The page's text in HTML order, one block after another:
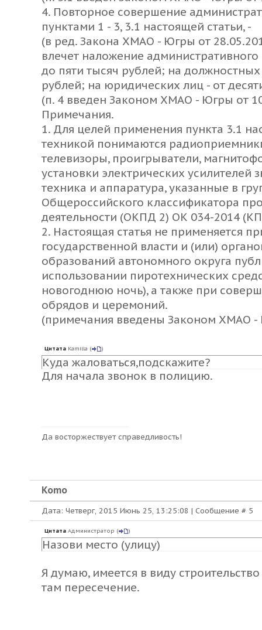
4. Повторное совершение
пунктами 1 - 3, 3.1 настоящей статьи, -
(в ред. Закона ХМАО - Югры от
влечет наложение
до пяти тысяч рублей; на
рублей; на юридических лиц - от
(п. 4 введен Законом ХМАО - Югры от
Примечания.
1. Для целей применения пункта 3.1
техникой понимаются
телевизоры, проигрыватели,
установки электрических усилителей
техника и аппаратура, указанные в
Общероссийского классификатора
деятельности (ОКПД 2) ОК 034-2014
2. Настоящая статья не применяется
государственной власти и (или)
образований автономного округа
использовании пиротехнических
новогоднюю ночь), а также при
обрядов и церемоний.
(примечания введены Законом ХМАО -
Цитата Kamilla ( )
Куда жаловаться,подскажите?
Для начала звонок в полицию.
Да восторжествует справедливость!
Komo
Дата: Четверг, 2015 Июнь 25, 13:25:08 | Сообщение # 5
Цитата Администратор ( )
Назови место (улицу)
Я думаю, имеется в виду
там пересечение.